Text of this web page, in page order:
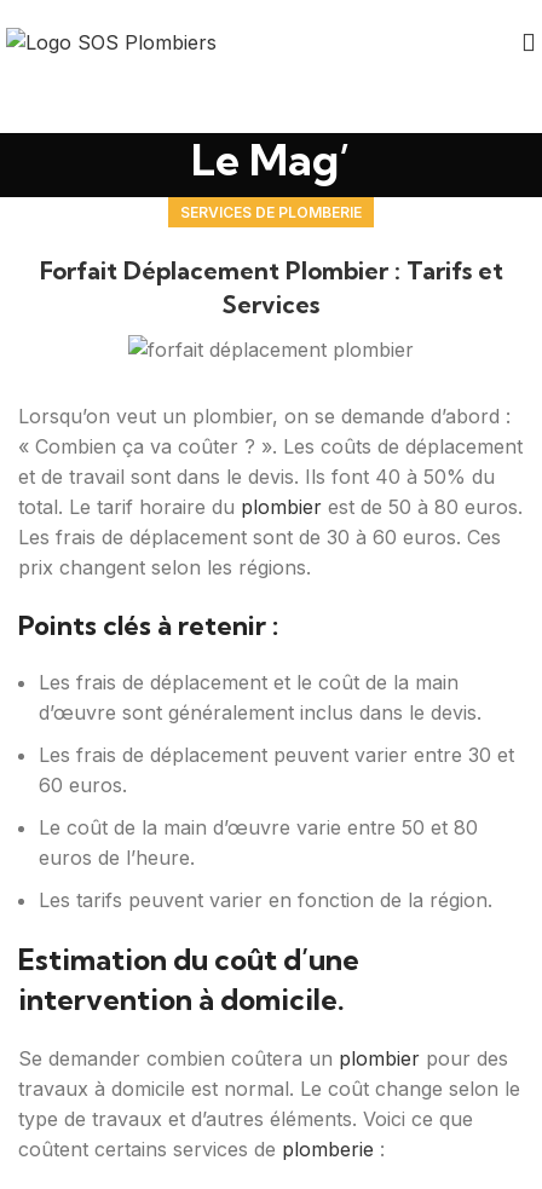
Le Mag’
SERVICES DE PLOMBERIE
Forfait Déplacement Plombier : Tarifs et
Services
Lorsqu’on veut un plombier, on se demande d’abord :
« Combien ça va coûter ? ». Les coûts de déplacement
et de travail sont dans le devis. Ils font 40 à 50% du
total. Le tarif horaire du plombier est de 50 à 80 euros.
Les frais de déplacement sont de 30 à 60 euros. Ces
prix changent selon les régions.
Points clés à retenir :
Les frais de déplacement et le coût de la main
d’œuvre sont généralement inclus dans le devis.
Les frais de déplacement peuvent varier entre 30 et
60 euros.
Le coût de la main d’œuvre varie entre 50 et 80
euros de l’heure.
Les tarifs peuvent varier en fonction de la région.
Estimation du coût d’une
intervention à domicile.
Se demander combien coûtera un plombier pour des
travaux à domicile est normal. Le coût change selon le
type de travaux et d’autres éléments. Voici ce que
coûtent certains services de plomberie :